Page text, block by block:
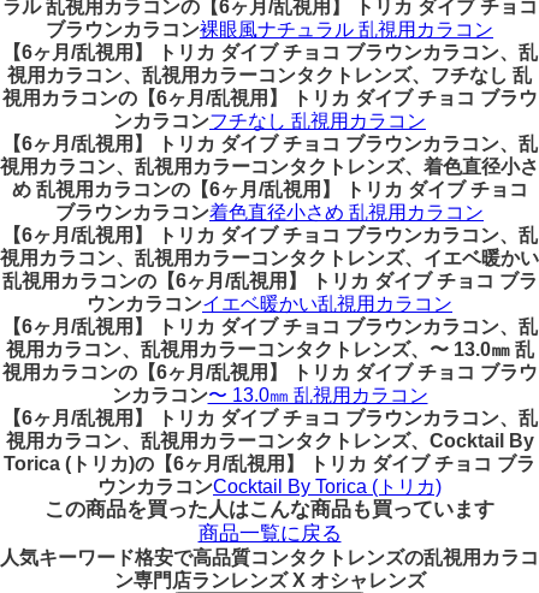
ラル 乱視用カラコンの【6ヶ月/乱視用】 トリカ ダイブ チョコ
ブラウンカラコン裸眼風ナチュラル 乱視用カラコン
【6ヶ月/乱視用】 トリカ ダイブ チョコ ブラウンカラコン、乱
視用カラコン、乱視用カラーコンタクトレンズ、フチなし 乱
視用カラコンの【6ヶ月/乱視用】 トリカ ダイブ チョコ ブラウ
ンカラコンフチなし 乱視用カラコン
【6ヶ月/乱視用】 トリカ ダイブ チョコ ブラウンカラコン、乱
視用カラコン、乱視用カラーコンタクトレンズ、着色直径小さ
め 乱視用カラコンの【6ヶ月/乱視用】 トリカ ダイブ チョコ
ブラウンカラコン着色直径小さめ 乱視用カラコン
【6ヶ月/乱視用】 トリカ ダイブ チョコ ブラウンカラコン、乱
視用カラコン、乱視用カラーコンタクトレンズ、イエベ暖かい
乱視用カラコンの【6ヶ月/乱視用】 トリカ ダイブ チョコ ブラ
ウンカラコンイエベ暖かい乱視用カラコン
【6ヶ月/乱視用】 トリカ ダイブ チョコ ブラウンカラコン、乱
視用カラコン、乱視用カラーコンタクトレンズ、〜 13.0㎜ 乱
視用カラコンの【6ヶ月/乱視用】 トリカ ダイブ チョコ ブラウ
ンカラコン〜 13.0㎜ 乱視用カラコン
【6ヶ月/乱視用】 トリカ ダイブ チョコ ブラウンカラコン、乱
視用カラコン、乱視用カラーコンタクトレンズ、Cocktail By
Torica (トリカ)の【6ヶ月/乱視用】 トリカ ダイブ チョコ ブラ
ウンカラコンCocktail By Torica (トリカ)
この商品を買った人はこんな商品も買っています
商品一覧に戻る
人気キーワード格安で高品質コンタクトレンズの乱視用カラコ
ン専門店ランレンズ X オシャレンズ